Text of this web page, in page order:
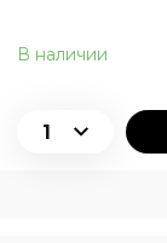
В наличии